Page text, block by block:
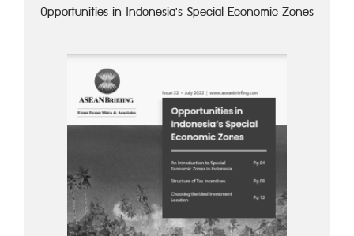
Opportunities in Indonesia's Special Economic Zones